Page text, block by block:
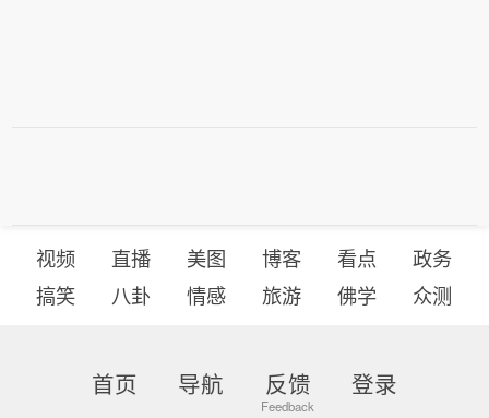
视频 直播 美图 博客 看点
政务
搞笑
八卦 情感 旅游 佛学 众测
首页 导航 反馈 登录